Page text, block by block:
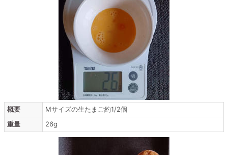
概要
Mサイズの生たまご約1/2個
重量
26g